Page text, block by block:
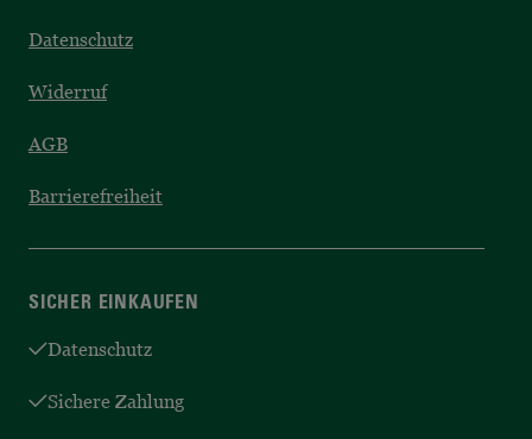
Datenschutz
Widerruf
AGB
Barrierefreiheit
SICHER EINKAUFEN
Datenschutz
Sichere Zahlung